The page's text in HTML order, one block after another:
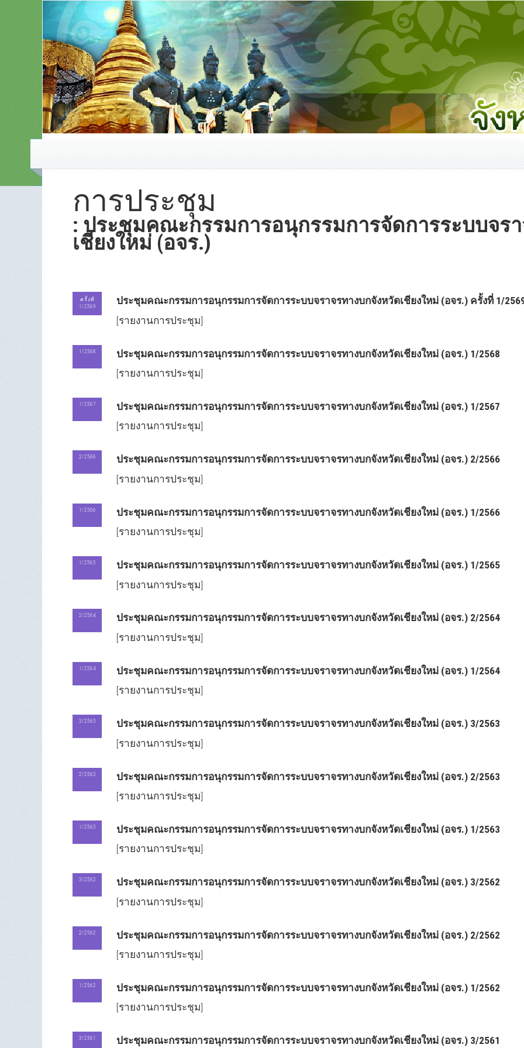
การประชุม
: ประชุมคณะกรรมการอนุกรรมการจัดการระบบจร
เชียงใหม่ (อจร.)
ครั้งที่
1/2569
ประชุมคณะกรรมการอนุกรรมการจัดการระบบจราจรทางบกจังหวัดเชียงใหม่ (อจร.) ครั้งที่ 1/
[รายงานการประชุม]
1/2568
ประชุมคณะกรรมการอนุกรรมการจัดการระบบจราจรทางบกจังหวัดเชียงใหม่ (อจร.) 1/2568
[รายงานการประชุม]
1/2567
ประชุมคณะกรรมการอนุกรรมการจัดการระบบจราจรทางบกจังหวัดเชียงใหม่ (อจร.) 1/2567
[รายงานการประชุม]
2/2566
ประชุมคณะกรรมการอนุกรรมการจัดการระบบจราจรทางบกจังหวัดเชียงใหม่ (อจร.) 2/2566
[รายงานการประชุม]
1/2566
ประชุมคณะกรรมการอนุกรรมการจัดการระบบจราจรทางบกจังหวัดเชียงใหม่ (อจร.) 1/2566
[รายงานการประชุม]
1/2565
ประชุมคณะกรรมการอนุกรรมการจัดการระบบจราจรทางบกจังหวัดเชียงใหม่ (อจร.) 1/2565
[รายงานการประชุม]
2/2564
ประชุมคณะกรรมการอนุกรรมการจัดการระบบจราจรทางบกจังหวัดเชียงใหม่ (อจร.) 2/2564
[รายงานการประชุม]
1/2564
ประชุมคณะกรรมการอนุกรรมการจัดการระบบจราจรทางบกจังหวัดเชียงใหม่ (อจร.) 1/2564
[รายงานการประชุม]
3/2563
ประชุมคณะกรรมการอนุกรรมการจัดการระบบจราจรทางบกจังหวัดเชียงใหม่ (อจร.) 3/2563
[รายงานการประชุม]
2/2563
ประชุมคณะกรรมการอนุกรรมการจัดการระบบจราจรทางบกจังหวัดเชียงใหม่ (อจร.) 2/2563
[รายงานการประชุม]
1/2563
ประชุมคณะกรรมการอนุกรรมการจัดการระบบจราจรทางบกจังหวัดเชียงใหม่ (อจร.) 1/2563
[รายงานการประชุม]
3/2562
ประชุมคณะกรรมการอนุกรรมการจัดการระบบจราจรทางบกจังหวัดเชียงใหม่ (อจร.) 3/2562
[รายงานการประชุม]
2/2562
ประชุมคณะกรรมการอนุกรรมการจัดการระบบจราจรทางบกจังหวัดเชียงใหม่ (อจร.) 2/2562
[รายงานการประชุม]
1/2562
ประชุมคณะกรรมการอนุกรรมการจัดการระบบจราจรทางบกจังหวัดเชียงใหม่ (อจร.) 1/2562
[รายงานการประชุม]
3/2561 ประชุมคณะกรรมการอนุกรรมการจัดการระบบจราจรทางบกจังหวัดเชียงใหม่ (อจร.) 3/2561